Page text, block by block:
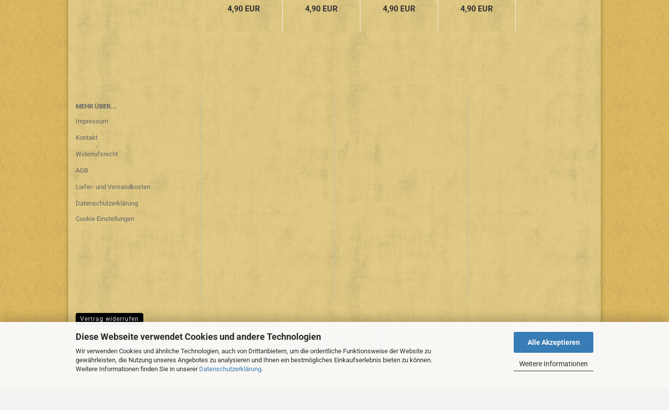
Diese Webseite verwendet Cookies und andere Technologien
Wir verwenden Cookies und ähnliche Technologien, auch von Drittanbietern, um die ordentliche Funktionsweise der Website zu
gewährleisten, die Nutzung unseres Angebotes zu analysieren und Ihnen ein bestmögliches Einkaufserlebnis bieten zu können.
Weitere Informationen finden Sie in unserer Datenschutzerklärung.
Alle Akzeptieren
Weitere Informationen
Rhythm
Vol. 3+4
4,90 EUR
Rhythm
Vol. 7+8
4,90 EUR
Vol. 5+6
4,90 EUR
Ivys Vinyl
Mountain...
4,90 EUR
MEHR ÜBER...
Impressum
Kontakt
Widerrufsrecht
AGB
Liefer- und Versandkosten
Datenschutzerklärung
Cookie Einstellungen
Vertrag widerrufen